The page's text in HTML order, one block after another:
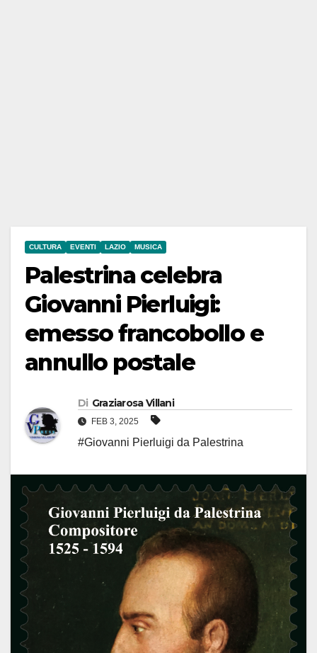
CULTURA EVENTI LAZIO MUSICA
Palestrina celebra
Giovanni Pierluigi:
emesso francobollo e
annullo postale
Di Graziarosa Villani
FEB 3, 2025
#Giovanni Pierluigi da Palestrina